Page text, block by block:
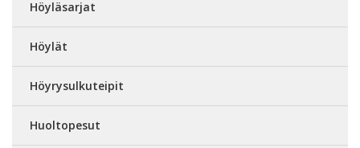
Höyläsarjat
Höylät
Höyrysulkuteipit
Huoltopesut